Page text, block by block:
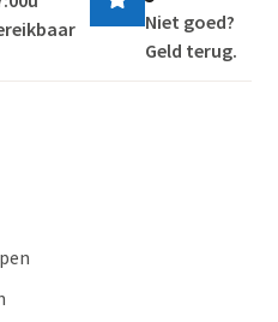
Niet goed?
Geld terug.